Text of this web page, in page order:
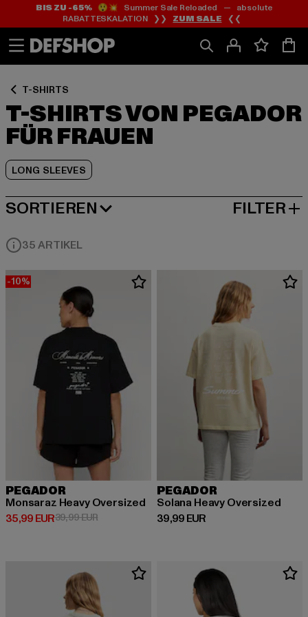
Zum
Inhalt
springen
Zum
Fußzeile
springen
BIS ZU -65%😲💥 Summer Sale Reloaded — absolute
RABATTESKALATION ❯❯ ZUM SALE ❮❮
T-SHIRTS
T-SHIRTS VON PEGADOR
FÜR FRAUEN
LONG SLEEVES
Zum
Produktraster
springen
SORTIEREN
BELIEBTESTE FILTER
35 ARTIKEL
-10%
PEGADOR
Monsaraz Heavy Oversized
35,99 EUR
Derzeitiger Preis: 35,99 EUR
39,99 EURAktionspreis: 39,99 EUR
PEGADOR
Solana Heavy Oversized
39,99 EUR
Derzeitiger Preis: 39,99 EUR